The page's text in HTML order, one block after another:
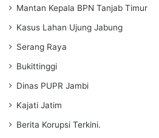
Mantan Kepala BPN Tanjab Timur
Kasus Lahan Ujung Jabung
Serang Raya
Bukittinggi
Dinas PUPR Jambi
Kajati Jatim
Berita Korupsi Terkini.